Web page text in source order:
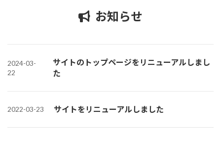
お知らせ
2024-03-
22
サイトのトップページをリニューアルしまし
た
2022-03-23 サイトをリニューアルしました